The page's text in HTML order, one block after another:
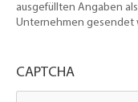
ausgefüllten Angaben
Unternehmen gesendet
CAPTCHA